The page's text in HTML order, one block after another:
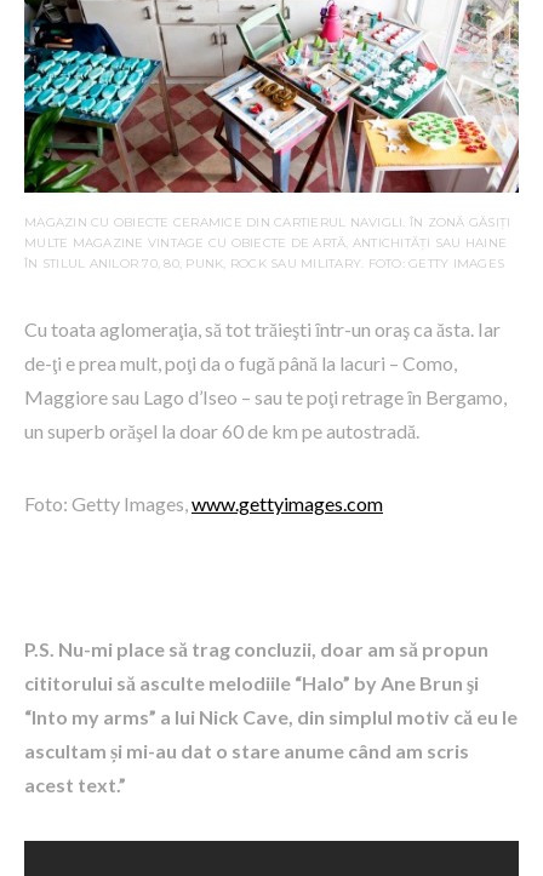
MAGAZIN CU OBIECTE CERAMICE DIN CARTIERUL NAVIGLI. ÎN ZONĂ GĂSIȚI
MULTE MAGAZINE VINTAGE CU OBIECTE DE ARTĂ, ANTICHITĂȚI SAU HAINE
ÎN STILUL ANILOR 70, 80, PUNK, ROCK SAU MILITARY. FOTO: GETTY IMAGES
Cu toata aglomeraţia, să tot trăieşti ȋntr-un oraş ca ăsta. Iar
de-ţi e prea mult, poţi da o fugă până la lacuri – Como,
Maggiore sau Lago d’Iseo – sau te poţi retrage ȋn Bergamo,
un superb orăşel la doar 60 de km pe autostradă.
Foto: Getty Images,www.gettyimages.com
P.S. Nu-mi place să trag concluzii, doar am să propun
cititorului să asculte melodiile “Halo” by Ane Brun şi
“Into my arms” a lui Nick Cave, din simplul motiv că eu le
ascultam și mi-au dat o stare anume când am scris
acest text.”